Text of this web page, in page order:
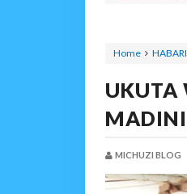
Home HABARI
UKUTA
MICHUZI BLOG